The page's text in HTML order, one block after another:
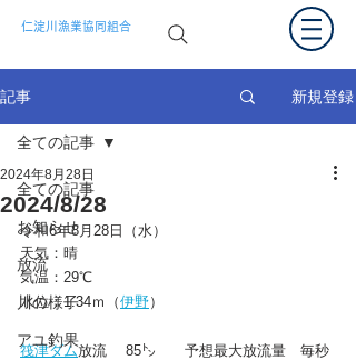
仁淀川漁業協同組合
記事 新規登録
全ての記事
お知らせ
放流
川の様子
アユ釣果
全ての記事
2024/8/28
2024年8月28日
令和6年8月28日（水）
天気：晴
気温：29℃
水位：1.34ｍ（伊野）
筏津ダム放流 　85㌧　　予想最大放流量　毎秒